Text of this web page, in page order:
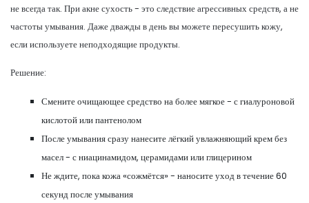
не всегда так. При акне сухость - это следствие агрессивных средств, а не
частоты умывания. Даже дважды в день вы можете пересушить кожу,
если используете неподходящие продукты.
Решение:
Смените очищающее средство на более мягкое - с гиалуроновой
кислотой или пантенолом
После умывания сразу нанесите лёгкий увлажняющий крем без
масел - с ниацинамидом, церамидами или глицерином
Не ждите, пока кожа «сожмётся» - наносите уход в течение 60
секунд после умывания